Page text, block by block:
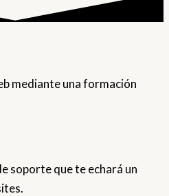
mediante una formación
soporte que te echará un